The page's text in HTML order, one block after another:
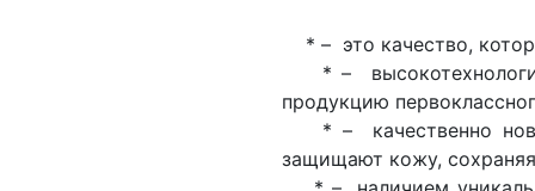
* – это качество,
* –
продукцию
* – качественно
защищают кожу,